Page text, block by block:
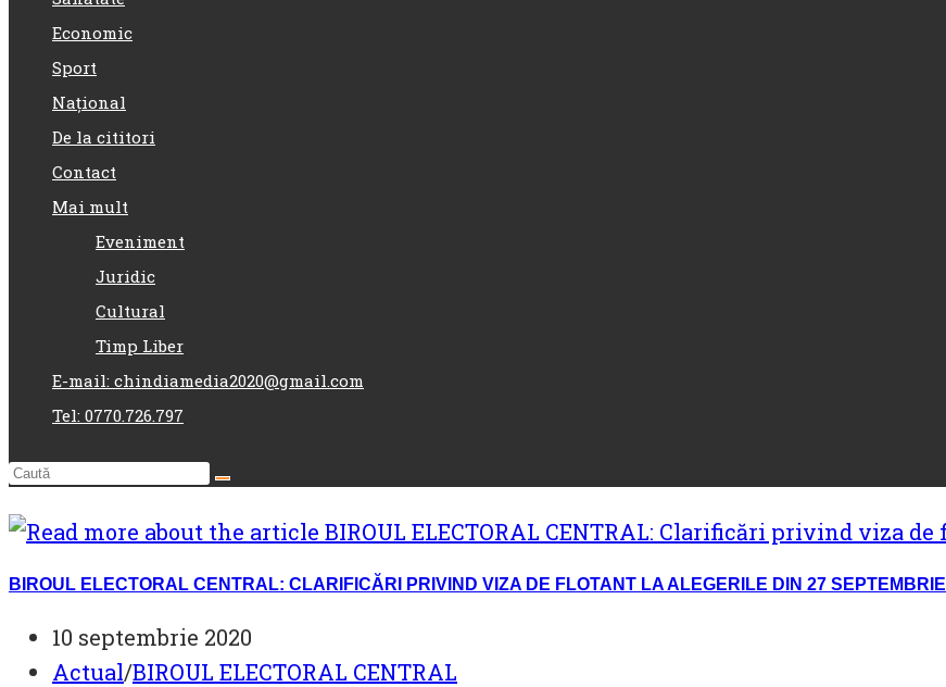
Economic
Sport
Național
De la cititori
Contact
Mai mult
Eveniment
Juridic
Cultural
Timp Liber
E-mail: chindiamedia2020@gmail.com
Tel: 0770.726.797
BIROUL ELECTORAL CENTRAL: CLARIFICĂRI PRIVIND VIZA DE FLOTANT LA ALEGERILE DIN 27 SEPTEMBRIE
Post
published:
10 septembrie 2020
Post
Actual/BIROUL ELECTORAL CENTRAL